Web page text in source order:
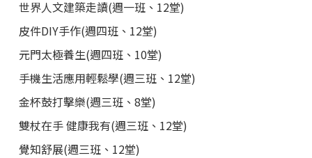
世界人文建築走讀(週一班、12堂)
皮件DIY手作(週四班、12堂)
元門太極養生(週四班、10堂)
手機生活應用輕鬆學(週三班、12堂)
金杯鼓打擊樂(週三班、8堂)
雙杖在手 健康我有(週三班、12堂)
覺知舒展(週三班、12堂)